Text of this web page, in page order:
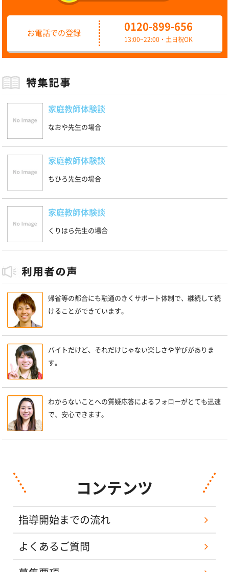
お電話での登録
0120-899-656
13:00~22:00・土日祝OK
家庭教師体験談
なおや先生の場合
家庭教師体験談
ちひろ先生の場合
家庭教師体験談
くりはら先生の場合
帰省等の都合にも融通のきくサポート体制で、継続して続
けることができています。
バイトだけど、それだけじゃない楽しさや学びがありま
す。
わからないことへの質疑応答によるフォローがとても迅速
で、安心できます。
コンテンツ
指導開始までの流れ
よくあるご質問